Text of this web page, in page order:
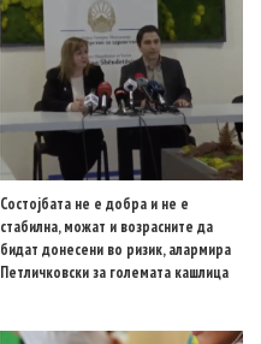
Состојбата не е добра и не е
стабилна, можат и возрасните да
бидат донесени во ризик, алармира
Петличковски за големата кашлица